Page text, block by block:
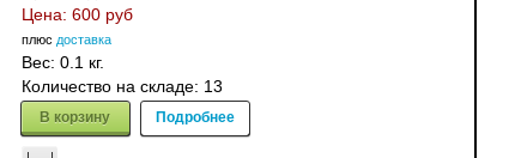
Цена: 600 руб
плюс доставка
Вес: 0.1 кг.
Количество на складе: 13
В корзину Подробнее